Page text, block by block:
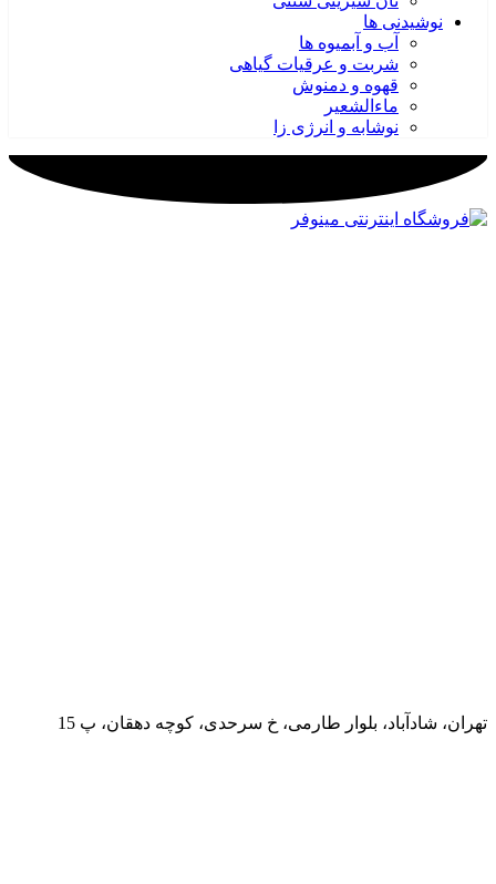
نوشیدنی ها
آب و آبمیوه ها
شربت و عرقیات گیاهی
قهوه و دمنوش
ماءالشعیر
نوشابه و انرژی زا
تهران، شادآباد، بلوار طارمی، خ سرحدی، کوچه دهقان، پ 15